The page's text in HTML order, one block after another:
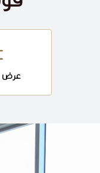
عرض 360 درجة